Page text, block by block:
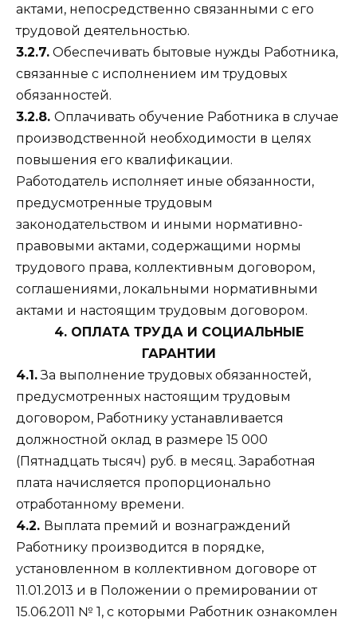
актами, непосредственно связанными с его
трудовой деятельностью.
3.2.7. Обеспечивать бытовые нужды Работника,
связанные с исполнением им трудовых
обязанностей.
3.2.8. Оплачивать обучение Работника в случае
производственной необходимости в целях
повышения его квалификации.
Работодатель исполняет иные обязанности,
предусмотренные трудовым
законодательством и иными нормативно-
правовыми актами, содержащими нормы
трудового права, коллективным договором,
соглашениями, локальными нормативными
актами и настоящим трудовым договором.
4. ОПЛАТА ТРУДА И СОЦИАЛЬНЫЕ
ГАРАНТИИ
4.1.За выполнение трудовых обязанностей,
предусмотренных настоящим трудовым
договором, Работнику устанавливается
должностной оклад в размере 15 000
(Пятнадцать тысяч) руб. в месяц. Заработная
плата начисляется пропорционально
отработанному времени.
4.2. Выплата премий и вознаграждений
Работнику производится в порядке,
установленном в коллективном договоре от
11.01.2013 и в Положении о премировании от
15.06.2011 № 1, с которыми Работник ознакомлен